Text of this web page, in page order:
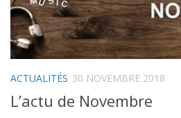
ACTUALITÉS 30 NOVEMBRE 2018
L’actu de Novembre